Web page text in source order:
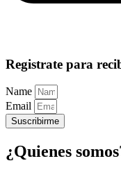
Registrate para
Name
Email
Suscribirme
¿Quienes